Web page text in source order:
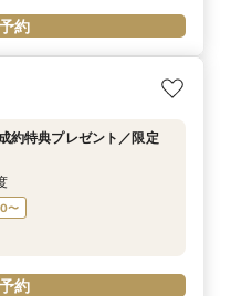
約
約特典プレゼント／限定
〜
約